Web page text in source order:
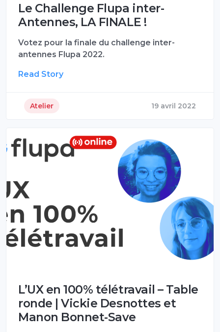
Le Challenge Flupa inter-
Antennes, LA FINALE !
Votez pour la finale du challenge inter-
antennes Flupa 2022.
Read Story
Atelier 19 avril 2022
L’UX en 100% télétravail – Table
ronde | Vickie Desnottes et
Manon Bonnet-Save